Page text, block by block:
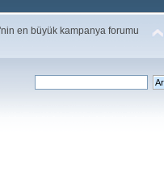
en büyük kampanya forumu